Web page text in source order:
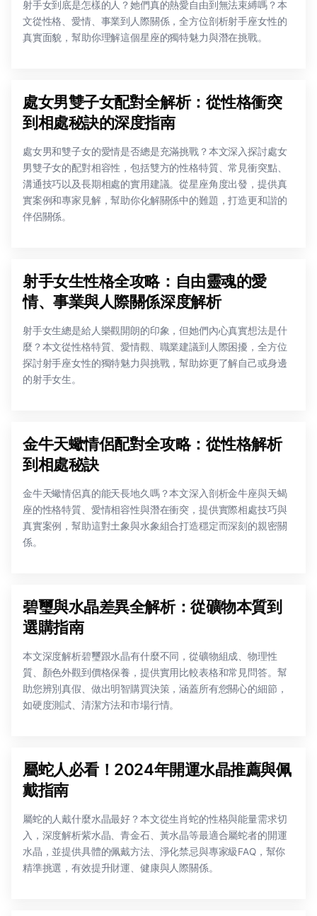
射手女到底是怎樣的人？她們真的熱愛自由到無法束縛嗎？本
文從性格、愛情、事業到人際關係，全方位剖析射手座女性的
真實面貌，幫助你理解這個星座的獨特魅力與潛在挑戰。
處女男雙子女配對全解析：從性格衝突
到相處秘訣的深度指南
處女男和雙子女的愛情是否總是充滿挑戰？本文深入探討處女
男雙子女的配對相容性，包括雙方的性格特質、常見衝突點、
溝通技巧以及長期相處的實用建議。從星座角度出發，提供真
實案例和專家見解，幫助你化解關係中的難題，打造更和諧的
伴侶關係。
射手女生性格全攻略：自由靈魂的愛
情、事業與人際關係深度解析
射手女生總是給人樂觀開朗的印象，但她們內心真實想法是什
麼？本文從性格特質、愛情觀、職業建議到人際困擾，全方位
探討射手座女性的獨特魅力與挑戰，幫助妳更了解自己或身邊
的射手女生。
金牛天蠍情侶配對全攻略：從性格解析
到相處秘訣
金牛天蠍情侶真的能天長地久嗎？本文深入剖析金牛座與天蝎
座的性格特質、愛情相容性與潛在衝突，提供實際相處技巧與
真實案例，幫助這對土象與水象組合打造穩定而深刻的親密關
係。
碧璽與水晶差異全解析：從礦物本質到
選購指南
本文深度解析碧璽跟水晶有什麼不同，從礦物組成、物理性
質、顏色外觀到價格保養，提供實用比較表格和常見問答。幫
助您辨別真假、做出明智購買決策，涵蓋所有您關心的細節，
如硬度測試、清潔方法和市場行情。
屬蛇人必看！2024年開運水晶推薦與佩
戴指南
屬蛇的人戴什麼水晶最好？本文從生肖蛇的性格與能量需求切
入，深度解析紫水晶、青金石、黃水晶等最適合屬蛇者的開運
水晶，並提供具體的佩戴方法、淨化禁忌與專家級FAQ，幫你
精準挑選，有效提升財運、健康與人際關係。